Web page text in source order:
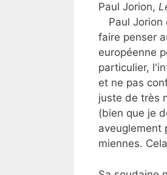
Paul Jorion,
Paul Jorion
faire penser
européenne
particulier,
et ne pas
juste de très
(bien que je
aveuglement
miennes.